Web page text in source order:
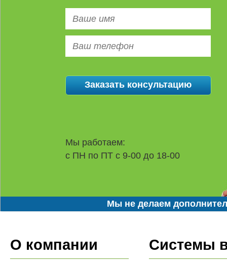
Мы работаем:
с ПН по ПТ с 9-00 до 18-00
Мы не делаем
О компании Системы